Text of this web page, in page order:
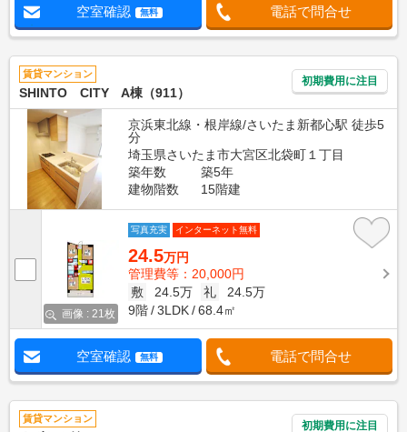
空室確認 無料 電話で問合せ
賃貸マンション
SHINTO CITY A棟（911）
初期費用に注目
京浜東北線・根岸線/さいたま新都心駅 徒歩5
分
埼玉県さいたま市大宮区北袋町１丁目
築年数
築5年
建物階数
15階建
画像 : 21枚
写真充実 インターネット無料
24.5万円
管理費等：20,000円
敷
24.5万 礼
24.5万
9階
3LDK 68.4㎡
空室確認 無料 電話で問合せ
賃貸マンション
初期費用に注目